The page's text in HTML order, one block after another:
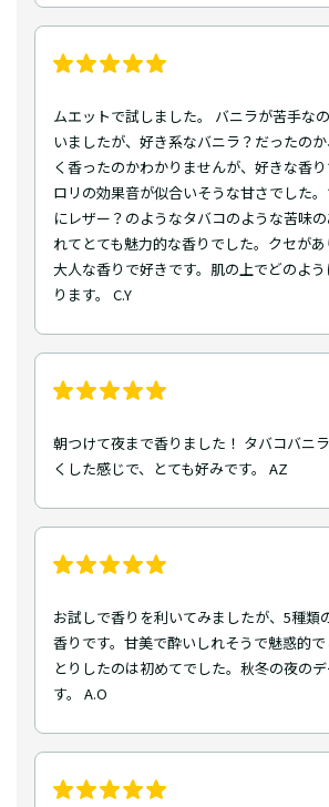
ムエットで試しました。 バニラが苦手な
いましたが、好き系なバニラ？だったの
く香ったのかわかりませんが、好きな香
ロリの効果音が似合いそうな甘さでした
にレザー？のようなタバコのような苦味
れてとても魅力的な香りでした。クセが
大人な香りで好きです。肌の上でどのよ
ります。 C.Y
朝つけて夜まで香りました！ タバコバニ
くした感じで、とても好みです。 AZ
お試しで香りを利いてみましたが、5種類
香りです。甘美で酔いしれそうで魅惑的
とりしたのは初めてでした。秋冬の夜の
す。 A.O